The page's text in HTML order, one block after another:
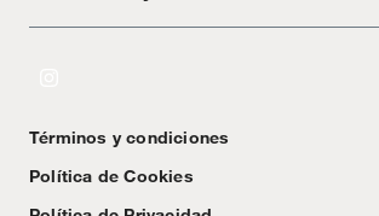
Textos Legales
Términos y condiciones
Política de Cookies